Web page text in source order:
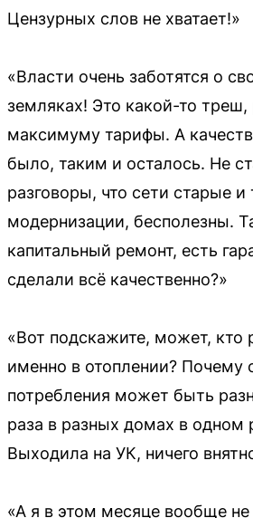
Цензурных слов не хватает!»
«Власти очень заботятся о
земляках! Это какой-то треш,
максимуму тарифы. А
было, таким и осталось. Не
разговоры, что сети старые и
модернизации, бесполезны.
капитальный ремонт, есть
сделали всё качественно?»
«Вот подскажите, может, кто
именно в отоплении? Почему
потребления может быть
раза в разных домах в одном
Выходила на УК, ничего
«А я в этом месяце вообще не